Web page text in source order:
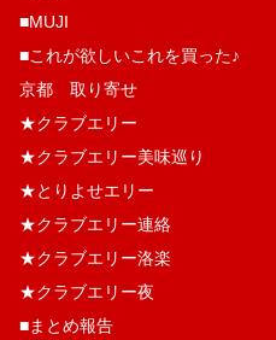
■MUJI
■これが欲しいこれを買った♪
京都 取り寄せ
★クラブエリー
★クラブエリー美味巡り
★とりよせエリー
★クラブエリー連絡
★クラブエリー洛楽
★クラブエリー夜
■まとめ報告